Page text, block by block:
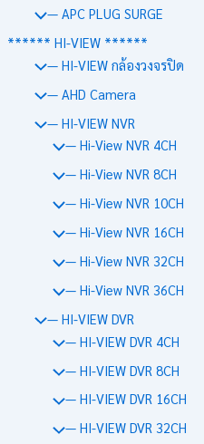
— APC PLUG SURGE
****** HI-VIEW ******
— HI-VIEW กล้องวงจรปิด
— AHD Camera
— HI-VIEW NVR
— Hi-View NVR 4CH
— Hi-View NVR 8CH
— Hi-View NVR 10CH
— Hi-View NVR 16CH
— Hi-View NVR 32CH
— Hi-View NVR 36CH
— HI-VIEW DVR
— HI-VIEW DVR 4CH
— HI-VIEW DVR 8CH
— HI-VIEW DVR 16CH
— HI-VIEW DVR 32CH